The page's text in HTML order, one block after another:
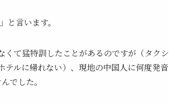
言います。
て猛特訓したことがあるのですが（タクシ
ルに帰れない）、現地の中国人に何度発音
でした。